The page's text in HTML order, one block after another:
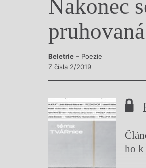
Výroční cenyNakonec
Beletrie – Poezie
Z čísla 2/2019
ho k